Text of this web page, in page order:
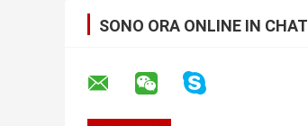
SONO ORA ONLINE IN CHAT